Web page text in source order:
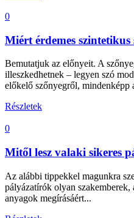
0
Miért érdemes szintetikus
Bemutatjuk az előnyeit. A
illeszkedhetnek – legyen szó
előkelő szőnyegről, mindenképp
Részletek
0
Mitől lesz valaki sikeres
Az alábbi tippekkel magunkra
pályázatírók olyan szakemberek,
anyagok megírásáért...